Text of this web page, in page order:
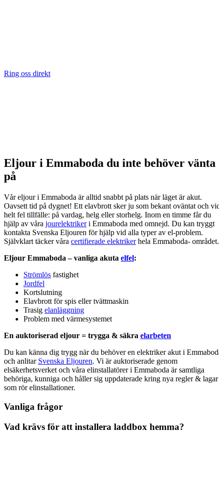
Ring oss direkt
Eljour i Emmaboda du inte behöver vänta
på
Vår eljour i Emmaboda är alltid snabbt på plats när läget är akut.
Oavsett tid på dygnet! Ett elavbrott sker ju som bekant oväntat och
helt fel tillfälle: på vardag, helg eller storhelg. Inom en timme får du
hjälp av våra jourelektrikeri Emmaboda med omnejd. Du kan tryggt
kontakta Svenska Eljouren för hjälp vid alla typer av el-problem.
Självklart täcker våra certifierade elektrikerhela Emmaboda- området.
Eljour Emmaboda – vanliga akuta elfel:
Strömlös fastighet
Jordfel
Kortslutning
Elavbrott för spis eller tvättmaskin
Trasig elanläggning
Problem med värmesystemet
En auktoriserad eljour = trygga & säkra elarbeten
Du kan känna dig trygg när du behöver en elektriker akut i
och anlitar Svenska Eljouren. Vi är auktoriserade genom
elsäkerhetsverket och våra elinstallatörer i Emmaboda är samtliga
behöriga, kunniga och håller sig uppdaterade kring nya regler & lagar
som rör elinstallationer.
Vanliga frågor
Vad krävs för att installera laddbox hemma?